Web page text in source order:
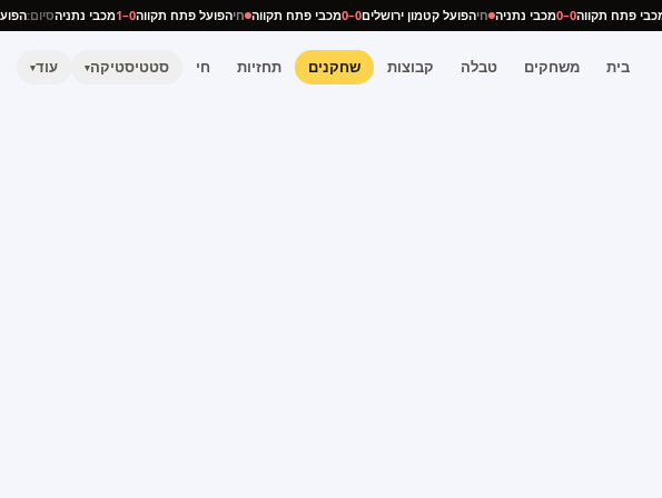
חימכבי פתח תקווה0–0 מכבי נתניה חיהפועל קטמון ירושלים0–0 מכבי פתח תקווה חיהפועל פתח תקווה0–1 מכבי נתניהסיום:
בית משחקים טבלה קבוצות שחקנים תחזיות חי סטטיסטיקה▾ עוד▾